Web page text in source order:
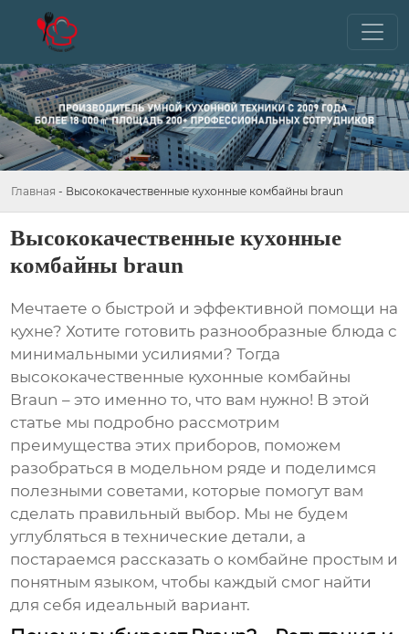
Главная - Высококачественные кухонные комбайны braun
Высококачественные кухонные
комбайны braun
Мечтаете о быстрой и эффективной помощи на
кухне? Хотите готовить разнообразные блюда с
минимальными усилиями? Тогда
высококачественные кухонные комбайны
Braun – это именно то, что вам нужно! В этой
статье мы подробно рассмотрим
преимущества этих приборов, поможем
разобраться в модельном ряде и поделимся
полезными советами, которые помогут вам
сделать правильный выбор. Мы не будем
углубляться в технические детали, а
постараемся рассказать о комбайне простым и
понятным языком, чтобы каждый смог найти
для себя идеальный вариант.